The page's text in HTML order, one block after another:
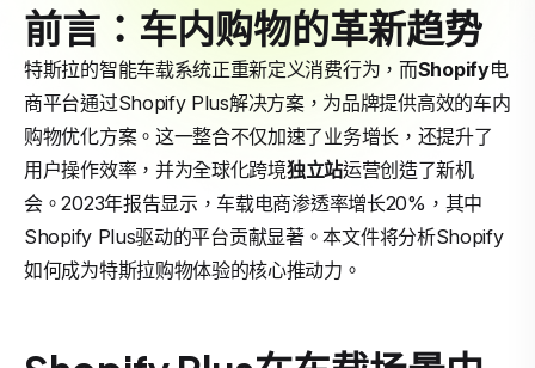
前言：车内购物的革新趋势
特斯拉的智能车载系统正重新定义消费行为，而Shopify电
商平台通过Shopify Plus解决方案，为品牌提供高效的车内
购物优化方案。这一整合不仅加速了业务增长，还提升了
用户操作效率，并为全球化跨境独立站运营创造了新机
会。2023年报告显示，车载电商渗透率增长20%，其中
Shopify Plus驱动的平台贡献显著。本文件将分析Shopify
如何成为特斯拉购物体验的核心推动力。